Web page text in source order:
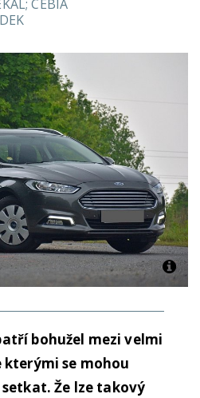
CEBIA
bohužel mezi velmi
kterými se mohou
Že lze takový